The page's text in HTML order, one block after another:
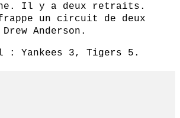
Il y a deux retraits.
frappe un circuit de deux
Anderson.
: Yankees 3, Tigers 5.